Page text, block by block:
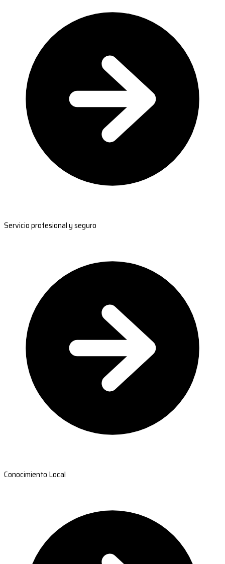
Servicio profesional y seguro
Conocimiento Local